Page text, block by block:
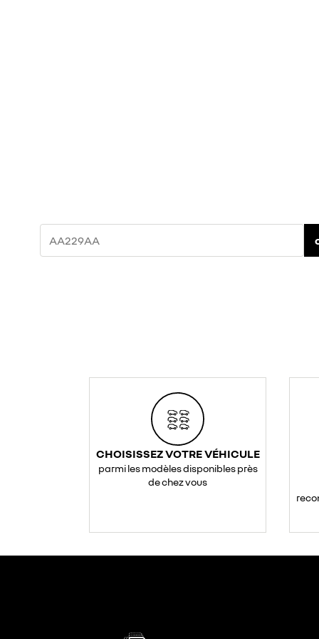
CHOISISSEZ VOTRE VÉHICULE
parmi les modèles disponibles près
de chez vous